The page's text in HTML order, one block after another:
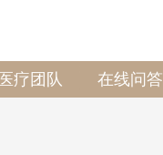
医疗团队 在线问答